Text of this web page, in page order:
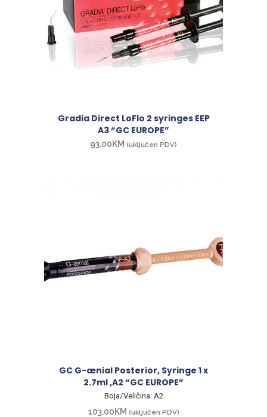
Gradia Direct LoFlo 2 syringes EEP
A3 “GC EUROPE”
93.00KM (uključen PDV)
GC G-ænial Posterior, Syringe 1 x
2.7ml ,A2 “GC EUROPE”
Boja/Veličina: A2
103.00KM (uključen PDV)